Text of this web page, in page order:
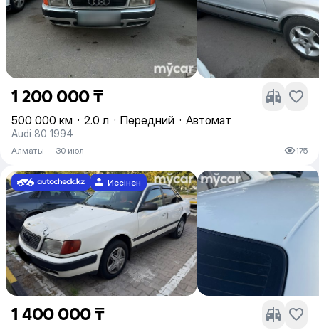
1 200 000 ₸
500 000 км · 2.0 л · Передний · Автомат
Audi 80 1994
Алматы · 30 июл 175
Иесінен
1 400 000 ₸